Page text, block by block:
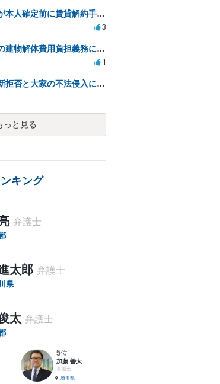
連帯保証人が本人確定前に賃貸解約手続きをすることに関して
3
借家退去後の建物解体費用負担義務についての法的相談（補足説明修正）
1
賃貸契約更新拒否と大家の不法侵入についての法的対処方法は？
っと見る
キング
弁護士
太郎 弁護士
県
太 弁護士
5位
加藤 善大
弁護士
埼玉県